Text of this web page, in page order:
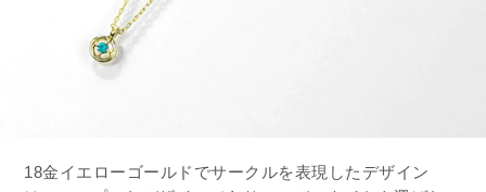
18金イエローゴールドでサークルを表現したデザイン